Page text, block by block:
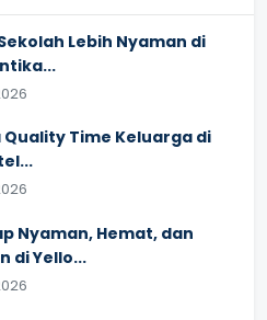
Lebih Nyaman di
Quality Time Keluarga di
Nyaman, Hemat, dan
di Yello...